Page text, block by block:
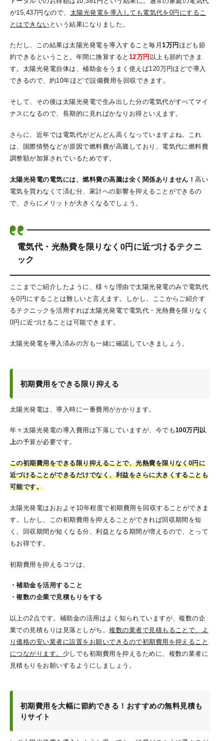
が15,437円なので、 太陽光発電を導入しても電気代を0円にするこ
とはできない という結果になりました。
ただし、この結果は太陽光発電を導入すること毎月1万円 ほども節
約できるということ。年間に換算すると 12万円 以上も節約できま
す。太陽光発電自体は、補助金をうまく使えば120万円ほどで導入
できるので、約10年ほどで設備費用を回収できます。
そして、その後は太陽光発電で生み出した分の電気代がすべてマイ
ナスになるので、長期的に見ればかなりお得といえます。
さらに、近年では電気代がどんどん高くなっていますよね。これ
は、国際情勢などが原因で燃料費が高騰しており、電気代に燃料費
調整額が加算されているためです。
太陽光発電の電気には、燃料費の高騰は全く関係ありません！高い
電気を買わなくて済む分、家計への影響を抑えることができるの
で、さらにメリットが大きくなるでしょう。
電気代・光熱費を限りなく0円に近づけるテクニ
ック
ここまでご紹介したように、様々な理由で太陽光発電のみで電気代
を0円にすることは難しいと言えます。しかし、ここからご紹介す
るテクニックを活用すれば太陽光発電で電気代・光熱費を限りなく
0円に近づけることは可能できます。
太陽光発電を導入済みの方も一緒に確認していきましょう。
初期費用をできる限り抑える
太陽光発電は、導入時に一番費用がかかります。
年々太陽光発電の導入費用は下落していますが、今でも100万円以
上の予算が必要です。
この初期費用をできる限り抑えることで、光熱費を限りなく0円に
近づけることができるだけでなく、利益をさらに大きくすることも
可能です。
太陽光発電はおおよそ10年程度で初期費用を回収することができま
す。しかし、この初期費用を抑えることができれば回収期間を短
く。回収期間が短くなる分、利益となる期間が増えるので、とって
もお得です。
初期費用を抑えるコツは、
・補助金を活用すること
・複数の企業で見積もりをする
以上の2点です。補助金の活用はよく知られていますが、複数の企
業での見積もりは見落としがち。複数の業者で見積もることで、よ
り価格の安い業者に設置をお願いできるので初期費用を抑えること
につながります。 少しでも初期費用を抑えるために、複数の業者に
見積もりをお願いするようにしましょう。
初期費用を大幅に節約できる！おすすめの無料見積も
りサイト